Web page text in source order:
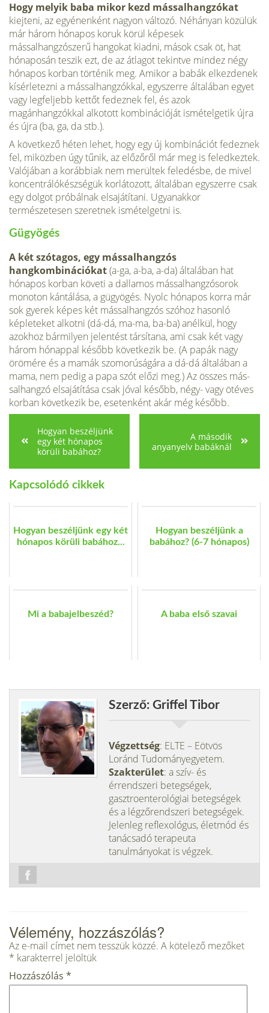
Hogy melyik baba mikor kezd mássalhangzókat
kiejteni, az egyé­nenként nagyon változó. Néhányan kö­zülük
már három hónapos koruk körül képesek
mássalhangzószerű hangokat kiadni, mások csak öt, hat
hónaposán teszik ezt, de az átlagot tekintve mindez négy
hónapos korban történik meg. Amikor a babák elkezdenek
kísérletezni a mássalhangzókkal, egyszerre általában egyet
vagy legfeljebb kettőt fedeznek fel, és azok
magánhangzókkal alkotott kom­binációját ismételgetik újra
és újra (ba, ga, da stb.).
A következő héten lehet, hogy egy új kombinációt fedeznek
fel, miköz­ben úgy tűnik, az előzőről már meg is feledkeztek.
Valójában a korábbiak nem merültek feledésbe, de mivel
koncentrálókészségük korlátozott, általában egy­szerre csak
egy dolgot próbálnak elsajátí­tani. Ugyanakkor
természetesen szeretnek ismételgetni is.
Gügyögés
A két szótagos, egy mássalhangzós
hangkombinációkat(a-ga, a-ba, a-da) általában hat
hónapos korban követi a dallamos mássalhangzósorok
monoton kántálása, a gügyögés. Nyolc hónapos korra már
sok gyerek képes két mással­hangzós szóhoz hasonló
képleteket al­kotni (dá-dá, ma-ma, ba-ba) anélkül, hogy
azokhoz bármilyen jelentést társí­tana, ami csak két vagy
három hónappal később következik be. (A papák nagy
örömére és a mamák szomorúságára a dá-dá általában a
mama, nem pedig a papa szót előzi meg.) Az összes más­
salhangzó elsajátítása csak jóval később, négy- vagy ötéves
korban következik be, esetenként akár még később.
Hogyan beszéljünk
egy két hónapos
körüli babához?
A második
anyanyelv babáknál
Kapcsolódó cikkek
Hogyan beszéljünk egy két
hónapos körüli babához...
Hogyan beszéljünk a
babához? (6-7 hónapos)
Mi a babajelbeszéd? A baba első szavai
Szerző: Griffel Tibor
Végzettség: ELTE – Eötvös
Loránd Tudományegyetem.
Szakterület: a szív- és
érrendszeri betegségek,
gasztroenterológiai betegségek
és a légzőrendszeri betegségek.
Jelenleg reflexológus, életmód és
tanácsadó terapeuta
tanulmányokat is végzek.
Vélemény, hozzászólás?
Az e-mail címet nem tesszük közzé. A kötelező mezőket
* karakterrel jelöltük
Hozzászólás *